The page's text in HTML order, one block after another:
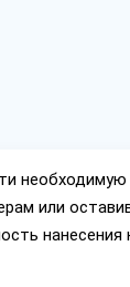
или
нанесения